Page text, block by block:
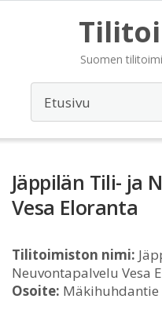
Suomen
Jäppilän Tili- ja
Vesa Eloranta
Tilitoimiston nimi:
Neuvontapalvelu Vesa
Osoite: Mäkihuhdantie